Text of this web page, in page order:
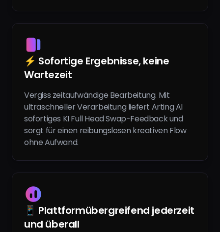
⚡ Sofortige Ergebnisse, keine
Wartezeit
Vergiss zeitaufwändige Bearbeitung. Mit
ultraschneller Verarbeitung liefert Arting AI
sofortiges KI Full Head Swap-Feedback und
sorgt für einen reibungslosen kreativen Flow
ohne Aufwand.
📱 Plattformübergreifend jederzeit
und überall